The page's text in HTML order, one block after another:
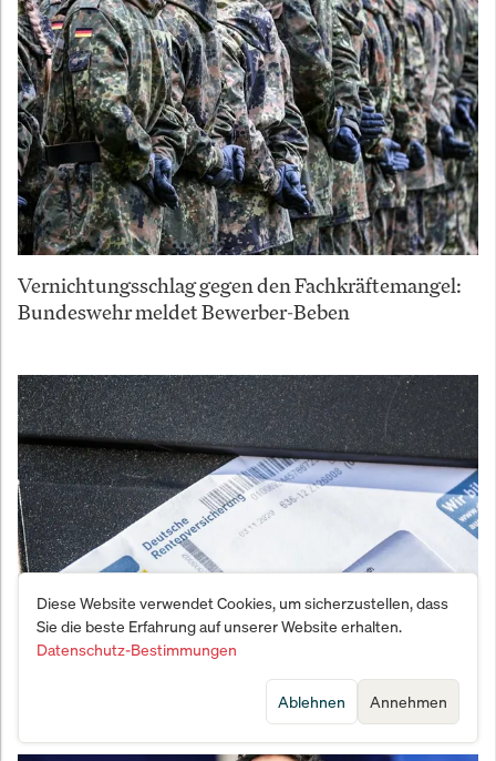
Vernichtungsschlag gegen den Fachkräftemangel:
Bundeswehr meldet Bewerber-Beben
Wie der Geheim-Plan von Merz und Bas die
deutschen Rentner an den Abgrund treibt
Diese Website verwendet Cookies, um sicherzustellen, dass
Sie die beste Erfahrung auf unserer Website erhalten.
Datenschutz-Bestimmungen
Annehmen
Ablehnen